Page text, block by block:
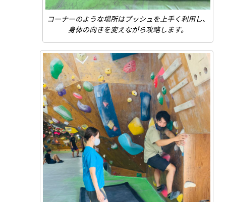
コーナーのような場所はプッシュを上手く利用し、
身体の向きを変えながら攻略します。